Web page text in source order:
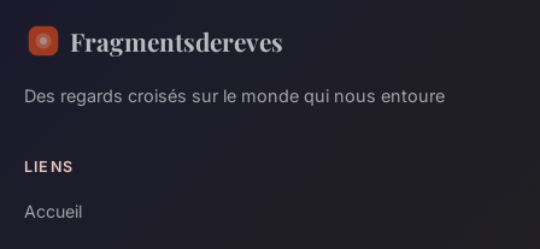
Fragmentsdereves
Des regards croisés sur le monde qui nous entoure
LIENS
Accueil